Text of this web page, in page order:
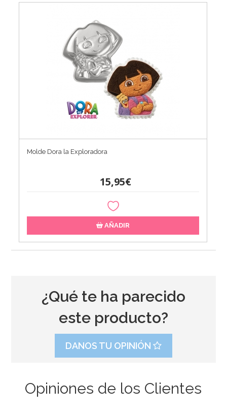
Molde Dora la Exploradora
15,95€
AÑADIR
¿Qué te ha parecido
este producto?
DANOS TU OPINIÓN
Opiniones de los Clientes